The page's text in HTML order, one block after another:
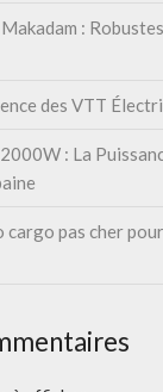
:
des VTT
: La
pas cher